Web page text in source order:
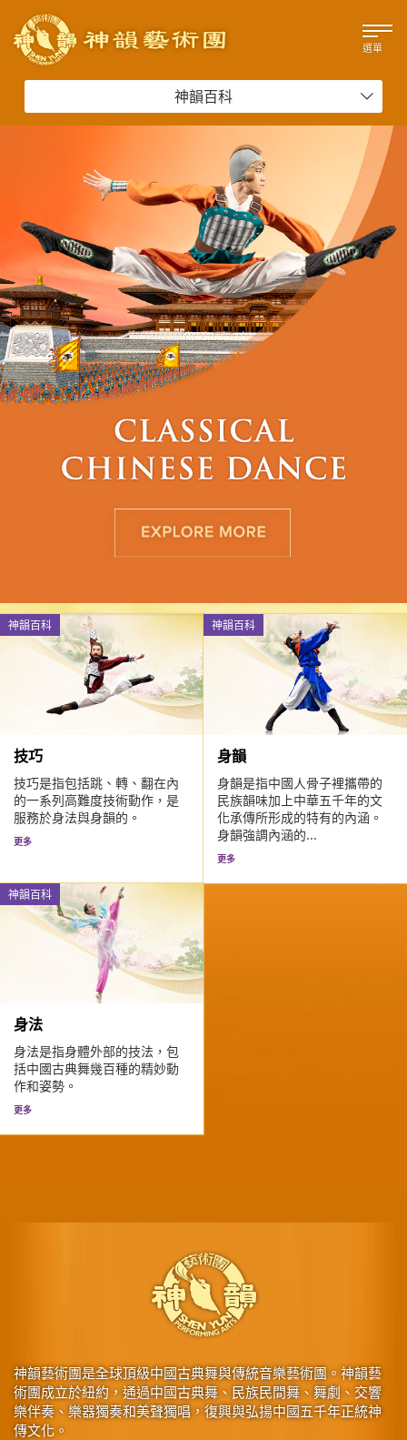
選單
神韻百科
神韻百科
技巧
技巧是指包括跳、轉、翻在內
的一系列高難度技術動作，是
服務於身法與身韻的。
更多
神韻百科
身韻
身韻是指中國人骨子裡攜帶的
民族韻味加上中華五千年的文
化承傳所形成的特有的內涵。
身韻強調內涵的...
更多
神韻百科
身法
身法是指身體外部的技法，包
括中國古典舞幾百種的精妙動
作和姿勢。
更多
神韻藝術團是全球頂級中國古典舞與傳統音樂藝術團。神韻藝
術團成立於紐約，通過中國古典舞、民族民間舞、舞劇、交響
樂伴奏、樂器獨奏和美聲獨唱，復興與弘揚中國五千年正統神
傳文化。